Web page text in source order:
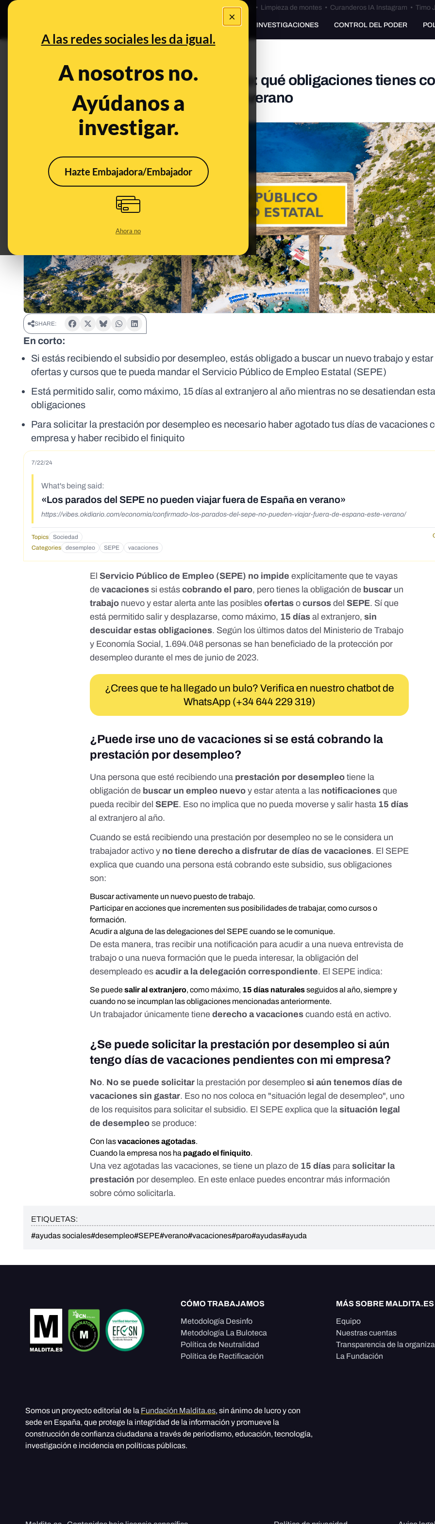
×
A las redes sociales les da igual.
A nosotros no.
Ayúdanos a
investigar.
Hazte Embajadora/Embajador
Ahora no
Bulos Ceuta • Limpieza de montes• Curanderos IA Instagram • Timo
PREBUNKING INVESTIGACIONES CONTROL DEL PODER
Vacaciones y ayuda por desempleo: qué obligaciones tienes
SEPE si estás cobrando el paro en verano
Aug 3, 2023, 8:14:00 AM
SHARE:
En corto:
Si estás recibiendo el subsidio por desempleo, estás obligado a buscar un nuevo trabajo y
ofertas y cursos que te pueda mandar el Servicio Público de Empleo Estatal (SEPE)
Está permitido salir, como máximo, 15 días al extranjero al año mientras no se desatiendan
obligaciones
Para solicitar la prestación por desempleo es necesario haber agotado tus días de vacaciones
empresa y haber recibido el finiquito
7/22/24
What's being said:
«Los parados del SEPE no pueden viajar fuera de España en verano»
https://vibes.okdiario.com/economia/confirmado-los-parados-del-sepe-no-pueden-viajar-fuera-de-espana-este-verano/
Topics Sociedad
Categories
desempleo SEPE vacaciones
ElServicio Público de Empleo (SEPE) no impide explícitamente que te vayas
devacaciones si estáscobrando el paro, pero tienes la obligación de buscar un
trabajo nuevo y estar alerta ante las posiblesofertas ocursos delSEPE. Sí que
está permitido salir y desplazarse, como máximo, 15 díasal extranjero,sin
descuidar estas obligaciones. Según los últimosdatos del Ministerio de Trabajo
y Economía Social , 1.694.048 personas se han beneficiado de la protección por
desempleo durante el mes de junio de 2023.
¿Crees que te ha llegado un bulo? Verifica en nuestro chatbot de
WhatsApp (+34 644 229 319)
¿Puede irse uno de vacaciones si se está cobrando la
prestación por desempleo?
Una persona que esté recibiendo una prestación por desempleotiene la
obligación de buscar un empleo nuevo y estar atenta a las notificacionesque
pueda recibir delSEPE. Eso no implica que no pueda moverse y salir hasta 15 días
al extranjero al año.
Cuando se está recibiendo una prestación por desempleo no se le considera un
trabajador activo y no tiene derecho a disfrutar de días de vacaciones. El SEPE
explica que cuando una persona está cobrando este subsidio, sus obligaciones
son:
Buscar activamente un nuevo puesto de trabajo.
Participar en acciones que incrementen sus posibilidades de trabajar, como cursos o
formación.
Acudir a alguna de las delegaciones del SEPE cuando se le comunique.
De esta manera, tras recibir una notificación para acudir a una nueva entrevista de
trabajo o una nueva formación que le pueda interesar, la obligación del
desempleado esacudir a la delegación correspondiente. El SEPE indica:
Se puedesalir al extranjero, como máximo, 15 días naturalesseguidos al año, siempre y
cuando no se incumplan las obligaciones mencionadas anteriormente.
Un trabajador únicamente tienederecho a vacaciones cuando está en activo.
¿Se puede solicitar la prestación por desempleo si aún
tengo días de vacaciones pendientes con mi empresa?
No. No se puede solicitar la prestación por desempleo si aún tenemos días de
vacaciones sin gastar. Eso no nos coloca en "situación legal de desempleo", uno
de los requisitos para solicitar el subsidio. El SEPEexplica que lasituación legal
de desempleo se produce:
Con lasvacaciones agotadas.
Cuando la empresa nos ha pagado el finiquito.
Una vez agotadas las vacaciones, se tiene un plazo de 15 días parasolicitar la
prestación por desempleo. Eneste enlace puedes encontrar más información
sobre cómo solicitarla.
ETIQUETAS:
#ayudas sociales#desempleo#SEPE#verano#vacaciones#paro#ayudas#ayuda
CÓMO TRABAJAMOS
Metodología Desinfo
Metodología La Buloteca
Política de Neutralidad
Política de Rectificación
MÁS SOBRE MALDITA.ES
Equipo
Nuestras cuentas
Transparencia de la
La Fundación
Somos un proyecto editorial de la Fundación Maldita.es, sin ánimo de lucro y con
sede en España, que protege la integridad de la información y promueve la
construcción de confianza ciudadana a través de periodismo, educación, tecnología,
investigación e incidencia en políticas públicas.